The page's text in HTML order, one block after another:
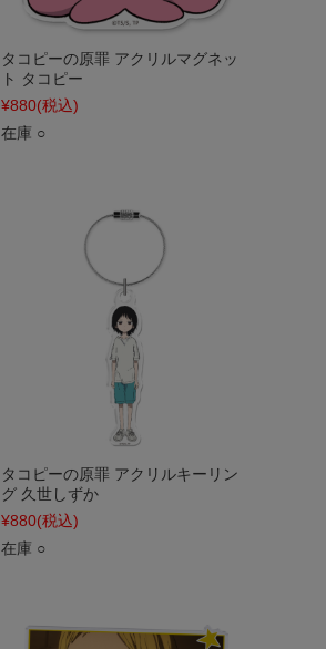
タコピーの原罪 アクリルマグネッ
ト タコピー
¥880(税込)
在庫 ○
タコピーの原罪 アクリルキーリン
グ 久世しずか
¥880(税込)
在庫 ○